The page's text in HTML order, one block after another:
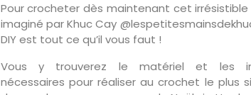
Pour crocheter dès maintenant cet irrésistible
imaginé par Khuc Cay
DIY est tout ce qu’il vous faut !
Vous y trouverez le matériel et les
nécessaires pour réaliser au crochet le plus